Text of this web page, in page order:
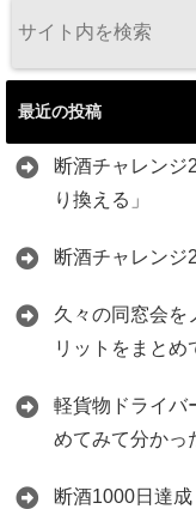
最近の投稿
断酒チャレンジ
り換える」
断酒チャレン
久々の同窓会を
リットをまとめ
軽貨物ドライバ
めてみて分かっ
断酒1000日達